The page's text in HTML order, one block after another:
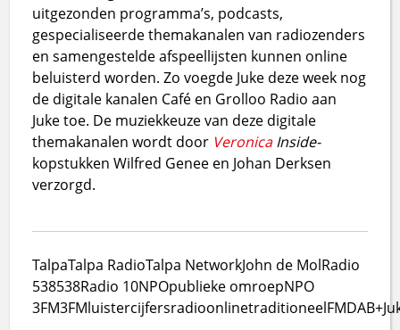
uitgezonden programma’s, podcasts,
gespecialiseerde themakanalen van radiozenders
en samengestelde afspeellijsten kunnen online
beluisterd worden. Zo voegde Juke deze week nog
de digitale kanalen Café en Grolloo Radio aan
Juke toe. De muziekkeuze van deze digitale
themakanalen wordt door VeronicaInside-
kopstukken Wilfred Genee en Johan Derksen
verzorgd.
TalpaTalpa RadioTalpa NetworkJohn de MolRadio
538538Radio 10NPOpublieke omroepNPO
3FM3FMluistercijfersradioonlinetraditioneelFMDAB+